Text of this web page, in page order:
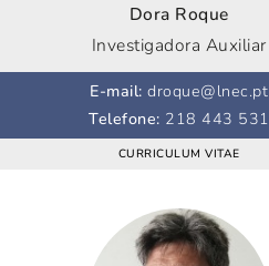
Dora Roque
Investigadora Auxiliar
E-mail: droque@lnec.pt
Telefone: 218 443 531
CURRICULUM VITAE